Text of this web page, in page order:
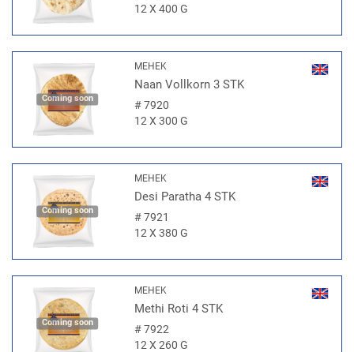
12 X 400 G
Coming soon
MEHEK
Naan Vollkorn 3 STK
#7920
12 X 300 G
Coming soon
MEHEK
Desi Paratha 4 STK
#7921
12 X 380 G
Coming soon
MEHEK
Methi Roti 4 STK
#7922
12 X 260 G